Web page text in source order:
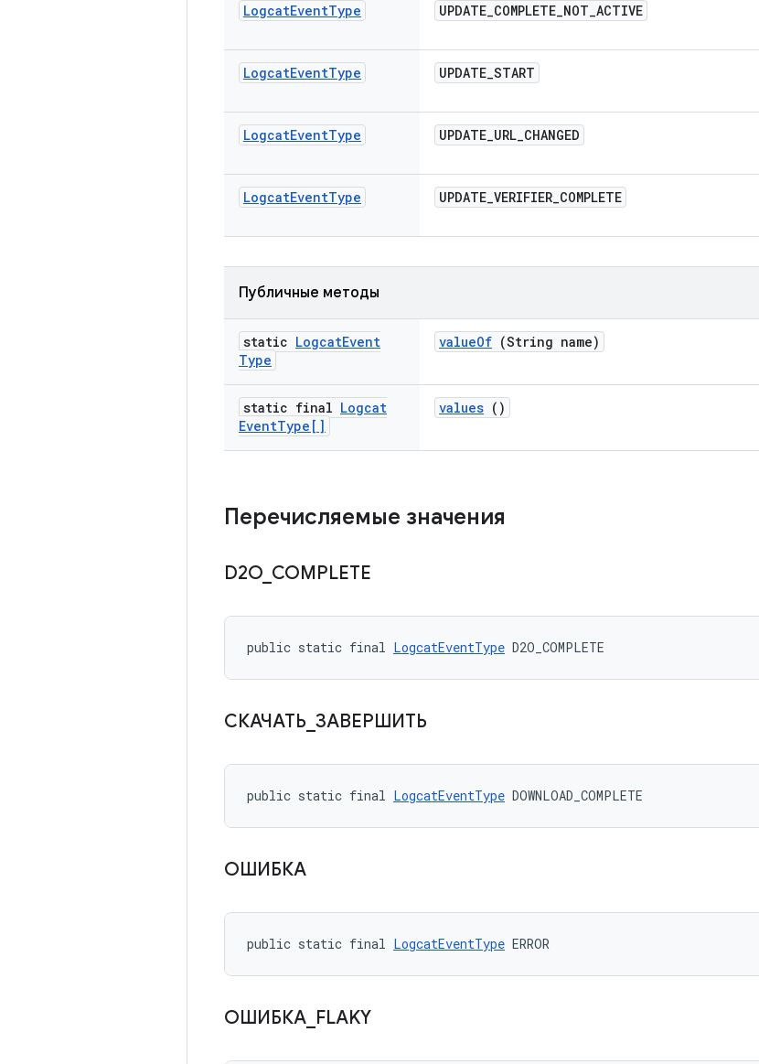
LogcatEventType UPDATE_COMPLETE_NOT_ACTIVE
LogcatEventType UPDATE_START
LogcatEventType UPDATE_URL_CHANGED
LogcatEventType UPDATE_VERIFIER_COMPLETE
Публичные методы
static LogcatEvent
Type
valueOf (String name)
static final Logcat
EventType[]
values ()
Перечисляемые значения
D2O COMPLETE
public static final LogcatEventType D2O_COMPLETE
СКАЧАТЬ ЗАВЕРШИТЬ
public static final LogcatEventType DOWNLOAD_COMPLETE
ОШИБКА
public static final LogcatEventType ERROR
ОШИБКА FLAKY